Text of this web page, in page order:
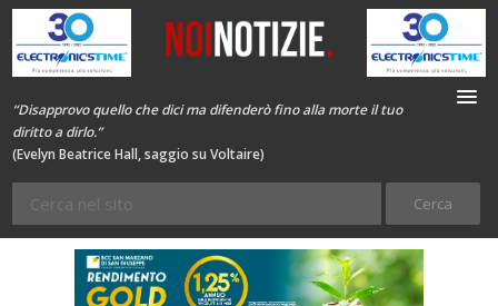
“Disapprovo quello che dici ma difenderò fino alla morte il tuo
diritto a dirlo.”
(Evelyn Beatrice Hall, saggio su Voltaire)